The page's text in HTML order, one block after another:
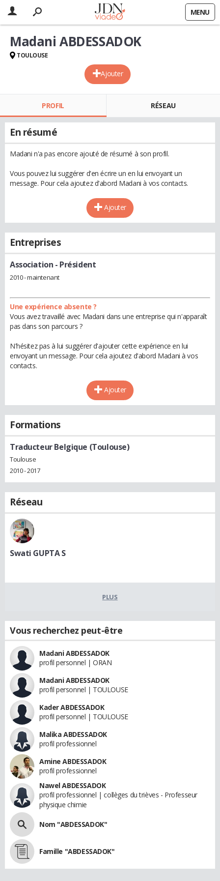
MENU
Ajouter
Madani ABDESSADOK
TOULOUSE
PROFIL RÉSEAU
En résumé
Madani n'a pas encore ajouté de résumé à son profil.
Vous pouvez lui suggérer d'en écrire un en lui envoyant un
message. Pour cela ajoutez d'abord Madani à vos contacts.
Ajouter
Entreprises
Association - Président
2010 - maintenant
Une expérience absente ?
Vous avez travaillé avec Madani dans une entreprise qui n'apparaît
pas dans son parcours ?
N'hésitez pas à lui suggérer d'ajouter cette expérience en lui
envoyant un message. Pour cela ajoutez d'abord Madani à vos
contacts.
Ajouter
Formations
Traducteur Belgique (Toulouse)
Toulouse
2010 - 2017
Réseau
Swati GUPTA S
PLUS
Vous recherchez peut-être
Madani ABDESSADOK
profil personnel | ORAN
Madani ABDESSADOK
profil personnel | TOULOUSE
Kader ABDESSADOK
profil personnel | TOULOUSE
Malika ABDESSADOK
profil professionnel
Amine ABDESSADOK
profil professionnel
Nawel ABDESSADOK
profil professionnel | collèges du trièves - Professeur
physique chimie
Nom "ABDESSADOK"
Famille "ABDESSADOK"